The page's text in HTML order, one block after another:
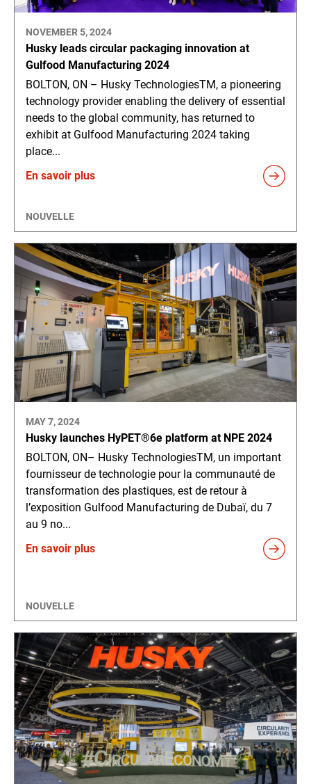
NOVEMBER 5, 2024
Husky leads circular packaging innovation at
Gulfood Manufacturing 2024
BOLTON, ON – Husky TechnologiesTM, a pioneering
technology provider enabling the delivery of essential
needs to the global community, has returned to
exhibit at Gulfood Manufacturing 2024 taking
place...
En savoir plus
NOUVELLE
MAY 7, 2024
Husky launches HyPET®6e platform at NPE 2024
BOLTON, ON– Husky TechnologiesTM, un important
fournisseur de technologie pour la communauté de
transformation des plastiques, est de retour à
l’exposition Gulfood Manufacturing de Dubaï, du 7
au 9 no...
En savoir plus
NOUVELLE